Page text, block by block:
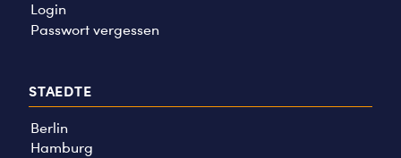
Login
Passwort vergessen
STAEDTE
Berlin
Hamburg